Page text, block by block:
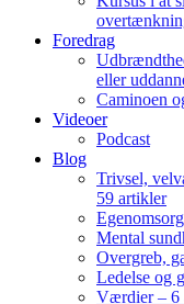
Foredrag
eller
Caminoen
Videoer
Podcast
Blog
Trivsel,
59 artikler
Mental
Overgreb,
Ledelse og
Værdier – 6